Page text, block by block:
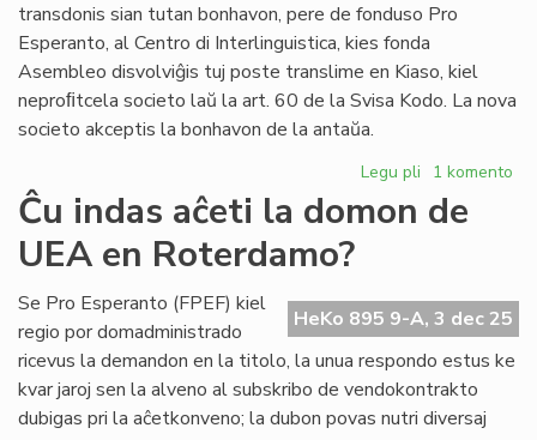
transdonis sian tutan bonhavon, pere de fonduso Pro
Esperanto, al Centro di Interlinguistica, kies fonda
Asembleo disvolviĝis tuj poste translime en Kiaso, kiel
neproﬁtcela societo laŭ la art. 60 de la Svisa Kodo. La nova
societo akceptis la bonhavon de la antaŭa.
Legu pli pri
Ĉesis
IIC,
!
1 komento
Ĉu indas aĉeti la domon de
UEA en Roterdamo?
HeKo 895 9-A, 3 dec 25
Se Pro Esperanto (FPEF) kiel
regio por domadministrado
ricevus la demandon en la titolo, la unua respondo estus ke
kvar jaroj sen la alveno al subskribo de vendokontrakto
dubigas pri la aĉetkonveno; la dubon povas nutri diversaj